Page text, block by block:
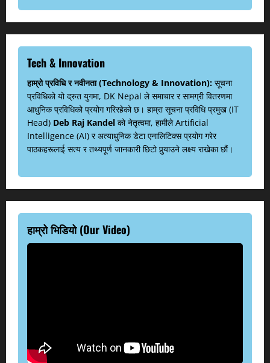
Tech & Innovation
हाम्रो प्रविधि र नवीनता (Technology & Innovation): सूचना
प्रविधिको यो द्रुत युगमा, DK Nepal ले समाचार र सामग्री वितरणमा
आधुनिक प्रविधिको प्रयोग गरिरहेको छ। हाम्रा सूचना प्रविधि प्रमुख (IT
Head) Deb Raj Kandel को नेतृत्वमा, हामीले Artificial
Intelligence (AI) र अत्याधुनिक डेटा एनालिटिक्स प्रयोग गरेर
पाठकहरूलाई सत्य र तथ्यपूर्ण जानकारी छिटो पुर्‍याउने लक्ष्य राखेका छौं।
हाम्रो भिडियो (Our Video)